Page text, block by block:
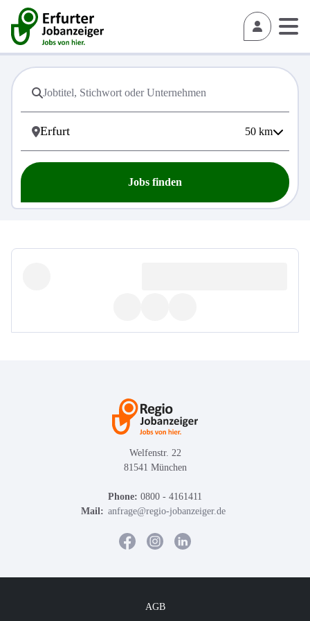
50 km
Jobs finden
Welfenstr. 22
81541 München
Phone: 0800 - 4161411
Mail: anfrage@regio-jobanzeiger.de
AGB